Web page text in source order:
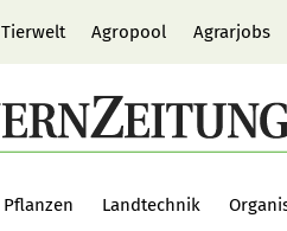
Tierwelt Agropool Agrarjobs
Pflanzen Landtechnik